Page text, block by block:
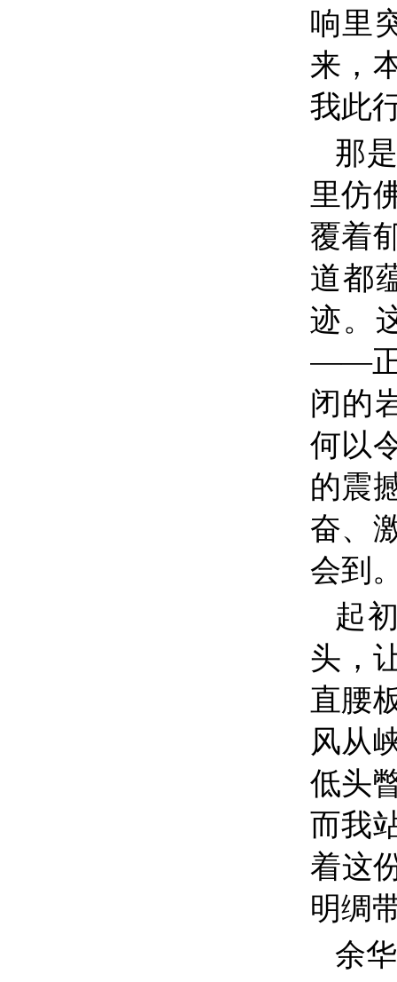
响里
来，
我此
那
里仿
覆着
道都
迹。
——正
闭的
何以
的震
奋、
会到
起
头，
直腰
风从
低头
而我
着这
明绸
余